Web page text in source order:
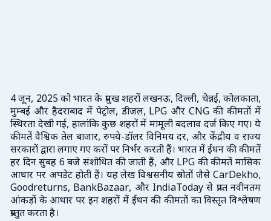
4 जून, 2025 को भारत के प्रमुख शहरों लखनऊ, दिल्ली, चेन्नई, कोलकाता,
मुम्बई और हैदराबाद में पेट्रोल, डीजल, LPG और CNG की कीमतों में
स्थिरता देखी गई, हालांकि कुछ शहरों में मामूली बदलाव दर्ज किए गए। ये
कीमतें वैश्विक तेल बाजार, रुपये-डॉलर विनिमय दर, और केंद्रीय व राज्य
सरकारों द्वारा लगाए गए करों पर निर्भर करती हैं। भारत में ईंधन की कीमतें
हर दिन सुबह 6 बजे संशोधित की जाती हैं, और LPG की कीमतें मासिक
आधार पर अपडेट होती हैं। यह लेख विश्वसनीय स्रोतों जैसे CarDekho,
Goodreturns, BankBazaar, और IndiaToday से प्राप्त नवीनतम
आंकड़ों के आधार पर इन शहरों में ईंधन की कीमतों का विस्तृत विश्लेषण
प्रस्तुत करता है।